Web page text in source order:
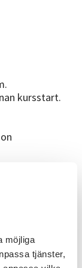
möjliga
tjänster,
kursstart.